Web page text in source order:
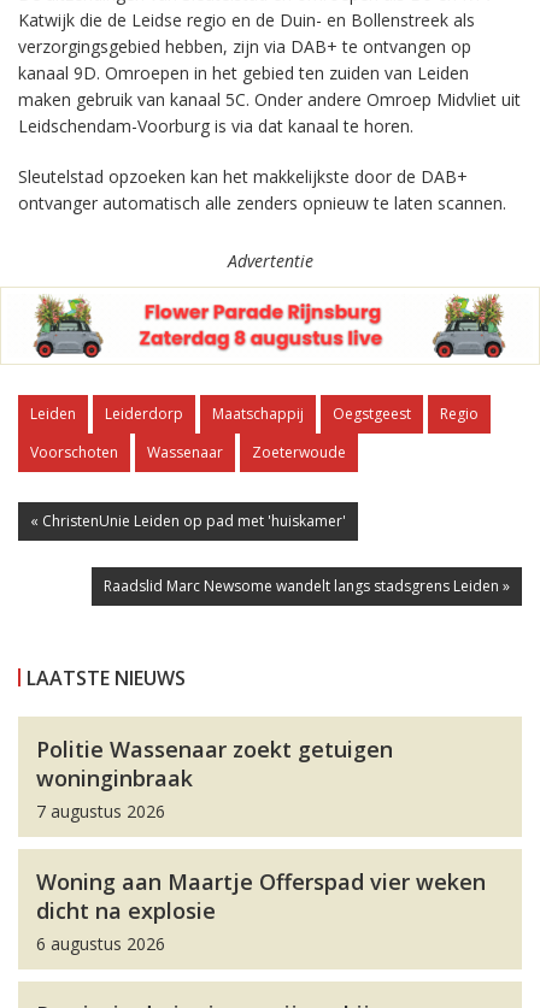
Katwijk die de Leidse regio en de Duin- en Bollenstreek als
verzorgingsgebied hebben, zijn via DAB+ te ontvangen op
kanaal 9D. Omroepen in het gebied ten zuiden van Leiden
maken gebruik van kanaal 5C. Onder andere Omroep Midvliet uit
Leidschendam-Voorburg is via dat kanaal te horen.
Sleutelstad opzoeken kan het makkelijkste door de DAB+
ontvanger automatisch alle zenders opnieuw te laten scannen.
Advertentie
Leiden Leiderdorp Maatschappij Oegstgeest
Regio
Voorschoten
Wassenaar Zoeterwoude
« ChristenUnie Leiden op pad met 'huiskamer'
Raadslid Marc Newsome wandelt langs stadsgrens Leiden »
LAATSTE NIEUWS
Politie Wassenaar zoekt getuigen
woninginbraak
7 augustus 2026
Woning aan Maartje Offerspad vier weken
dicht na explosie
6 augustus 2026